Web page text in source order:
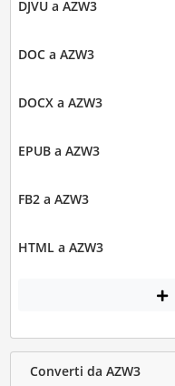
DJVU a AZW3
DOC a AZW3
DOCX a AZW3
EPUB a AZW3
FB2 a AZW3
HTML a AZW3
Converti da AZW3